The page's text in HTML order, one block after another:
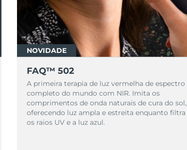
NOVIDADE
FAQ™ 502
A primeira terapia de luz vermelha de espectro
completo do mundo com NIR. Imita os
comprimentos de onda naturais de cura do sol,
oferecendo luz ampla e estreita enquanto filtra
os raios UV e a luz azul.